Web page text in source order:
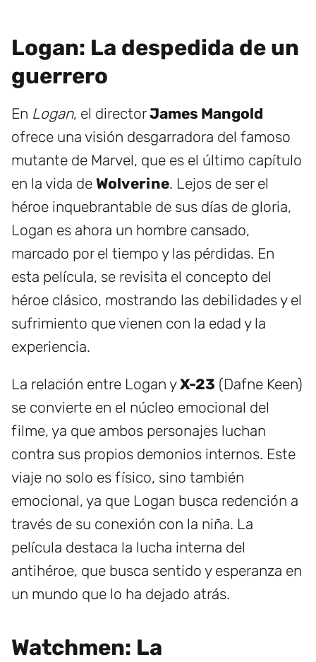
Logan: La despedida de un
guerrero
En Logan, el directorJames Mangold
ofrece una visión desgarradora del famoso
mutante de Marvel, que es el último capítulo
en la vida de Wolverine. Lejos de ser el
héroe inquebrantable de sus días de gloria,
Logan es ahora un hombre cansado,
marcado por el tiempo y las pérdidas. En
esta película, se revisita el concepto del
héroe clásico, mostrando las debilidades y el
sufrimiento que vienen con la edad y la
experiencia.
La relación entre Logan yX-23 (Dafne Keen)
se convierte en el núcleo emocional del
filme, ya que ambos personajes luchan
contra sus propios demonios internos. Este
viaje no solo es físico, sino también
emocional, ya que Logan busca redención a
través de su conexión con la niña. La
película destaca la lucha interna del
antihéroe, que busca sentido y esperanza en
un mundo que lo ha dejado atrás.
Watchmen: La